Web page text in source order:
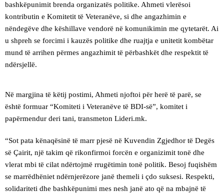
bashkëpunimit brenda organizatës politike. Ahmeti vlerësoi
kontributin e Komitetit të Veteranëve, si dhe angazhimin e
nëndegëve dhe këshillave vendorë në komunikimin me qytetarët. Ai
u shpreh se forcimi i kauzës politike dhe ruajtja e unitetit kombëtar
mund të arrihen përmes angazhimit të përbashkët dhe respektit të
ndërsjellë.
Në margjina të këtij postimi, Ahmeti njoftoi për herë të parë, se
është formuar “Komiteti i Veteranëve të BDI-së”, komitet i
papërmendur deri tani, transmeton Lideri.mk.
“Sot pata kënaqësinë të marr pjesë në Kuvendin Zgjedhor të Degës
së Çairit, një takim që rikonfirmoi forcën e organizimit tonë dhe
vlerat mbi të cilat ndërtojmë rrugëtimin tonë politik. Besoj fuqishëm
se marrëdhëniet ndërnjerëzore janë themeli i çdo suksesi. Respekti,
solidariteti dhe bashkëpunimi mes nesh janë ato që na mbajnë të